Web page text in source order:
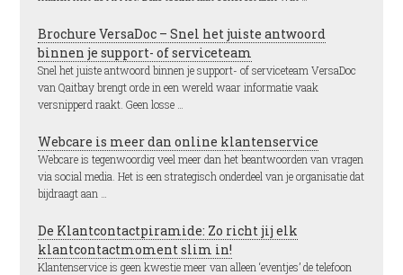
Brochure VersaDoc – Snel het juiste antwoord
binnen je support- of serviceteam
Snel het juiste antwoord binnen je support- of serviceteam VersaDoc
van Qaitbay brengt orde in een wereld waar informatie vaak
versnipperd raakt. Geen losse …
Webcare is meer dan online klantenservice
Webcare is tegenwoordig veel meer dan het beantwoorden van vragen
via social media. Het is een strategisch onderdeel van je organisatie dat
bijdraagt aan …
De Klantcontactpiramide: Zo richt jij elk
klantcontactmoment slim in!
Klantenservice is geen kwestie meer van alleen ‘eventjes’ de telefoon